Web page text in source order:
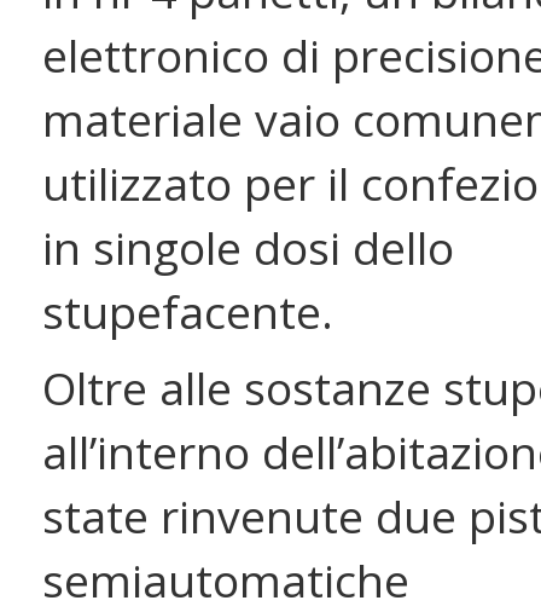
elettronico di
materiale vaio
utilizzato per il
in singole dosi dello
stupefacente.
Oltre alle sostanze
all’interno
state rinvenute due
semiautomatiche